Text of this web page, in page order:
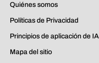
Quiénes somos
Políticas de Privacidad
Principios de aplicación de IA
Mapa del sitio